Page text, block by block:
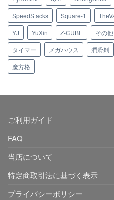
SpeedStacks
Square-1
YJ
YuXin Z-CUBE その他
タイマー
メガハウス 潤滑剤
魔方格
ご利用ガイド
FAQ
当店について
特定商取引法に基づく表示
プライバシーポリシー